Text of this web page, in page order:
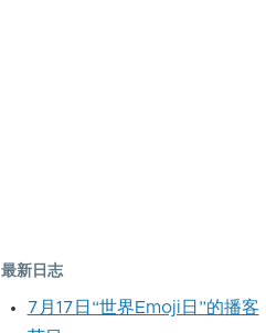
最新日志
7月17日“世界Emoji日”的播客